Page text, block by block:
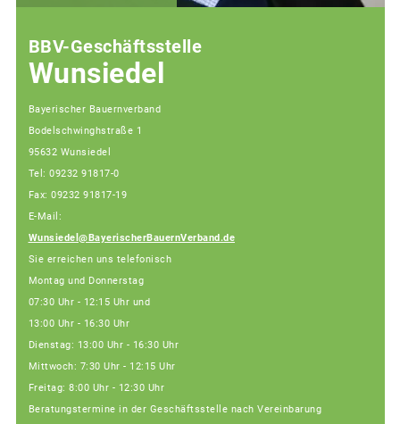
BBV-Geschäftsstelle
Wunsiedel
Bayerischer Bauernverband
Bodelschwinghstraße 1
95632 Wunsiedel
Tel: 09232 91817-0
Fax: 09232 91817-19
E-Mail:
Wunsiedel@BayerischerBauernVerband.de
Sie erreichen uns telefonisch
Montag und Donnerstag
07:30 Uhr - 12:15 Uhr und
13:00 Uhr - 16:30 Uhr
Dienstag: 13:00 Uhr - 16:30 Uhr
Mittwoch: 7:30 Uhr - 12:15 Uhr
Freitag: 8:00 Uhr - 12:30 Uhr
Beratungstermine in der Geschäftsstelle nach Vereinbarung